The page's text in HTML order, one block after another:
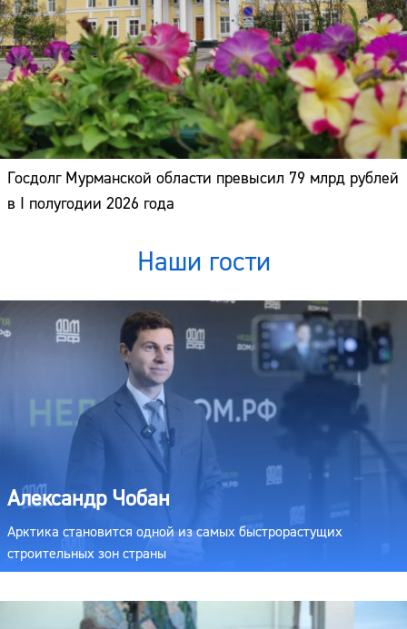
Госдолг Мурманской области превысил 79 млрд рублей
в I полугодии 2026 года
Наши гости
Александр Чобан
Арктика становится одной из самых быстрорастущих
строительных зон страны